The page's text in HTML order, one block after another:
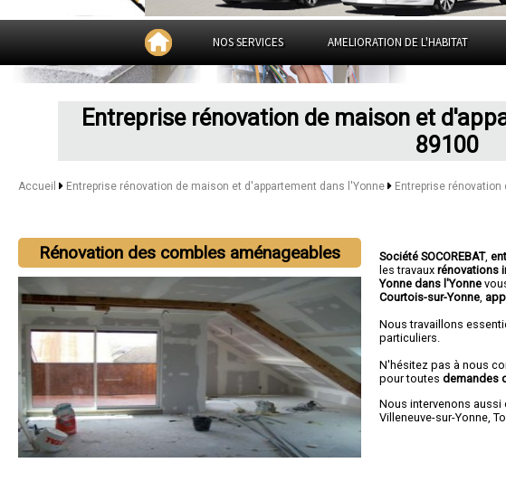
NOS SERVICES AMELIORATION DE L'HABITAT
Entreprise rénovation de maison et
89100
Accueil Entreprise rénovation de maison et d'appartement dans l'Yonne Entreprise
Rénovation des combles aménageables Société SOCOREBAT,
les travauxrénovations
Yonne dans l'Yonne
Courtois-sur-Yonne
Nous travaillons
particuliers.
N'hésitez pas à nous
pour toutesdemandes
Nous intervenons aussi
Villeneuve-sur-Yonne ,